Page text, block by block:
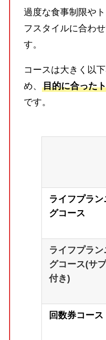
過度な食事制限や
フスタイルに合わ
す。
コースは大きく以
め、 目的に合った
です。
ライフプラン
グコース
ライフプラン
グコース(サ
付き)
回数券コース